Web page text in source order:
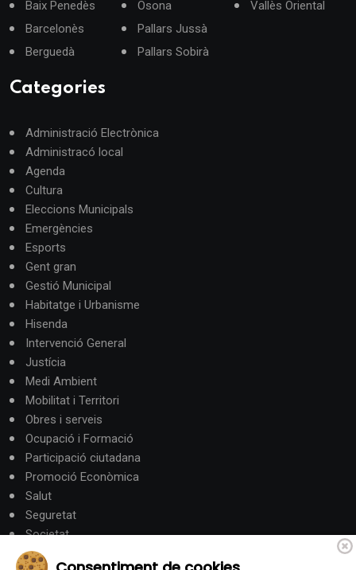
Baix Penedès
Barcelonès
Berguedà
Osona
Pallars Jussà
Pallars Sobirà
Vallès Oriental
Categories
Administració Electrònica
Administracó local
Agenda
Cultura
Eleccions Municipals
Emergències
Esports
Gent gran
Gestió Municipal
Habitatge i Urbanisme
Hisenda
Intervenció General
Justícia
Medi Ambient
Mobilitat i Territori
Obres i serveis
Ocupació i Formació
Participació ciutadana
Promoció Econòmica
Salut
Seguretat
Societat
Turisme